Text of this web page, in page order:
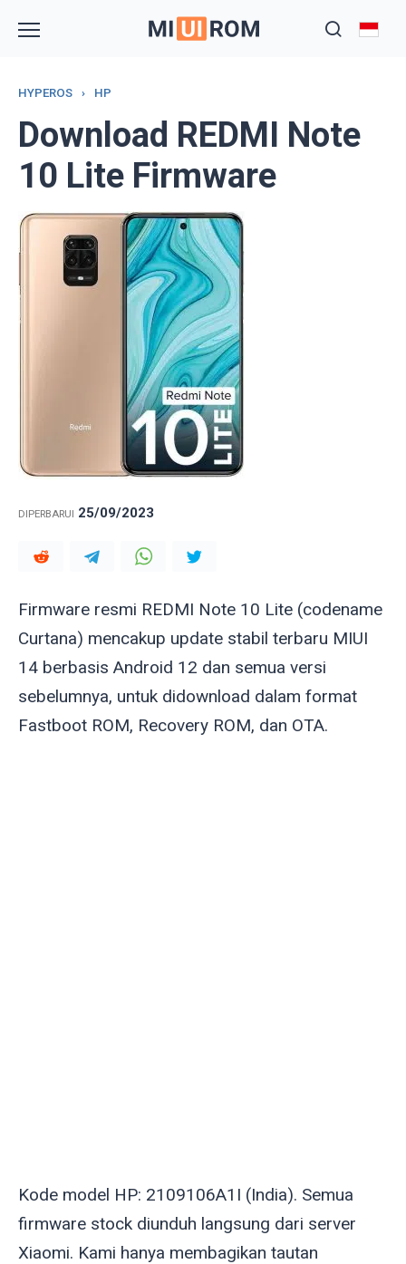
HYPEROS › HP
Download REDMI Note
10 Lite Firmware
DIPERBARUI 25/09/2023
Firmware resmi REDMI Note 10 Lite (codename
Curtana) mencakup update stabil terbaru MIUI
14 berbasis Android 12 dan semua versi
sebelumnya, untuk didownload dalam format
Fastboot ROM, Recovery ROM, dan OTA.
Kode model HP: 2109106A1I (India). Semua
firmware stock diunduh langsung dari server
Xiaomi. Kami hanya membagikan tautan